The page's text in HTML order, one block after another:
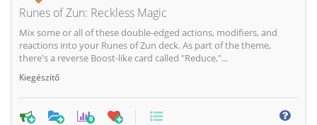
Runes of Zun: Reckless Magic
Mix some or all of these double-edged actions, modifiers, and
reactions into your Runes of Zun deck. As part of the theme,
there's a reverse Boost-like card called "Reduce,"...
Kiegészítő
0